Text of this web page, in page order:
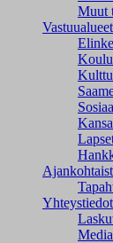
Muut
Vastuualueet
Yhteystiedot
Media